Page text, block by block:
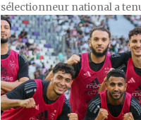
sélectionneur national a